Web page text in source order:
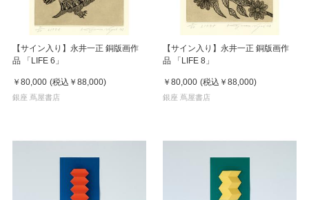
【サイン入り】永井一正 銅版画作
品 「LIFE 6」
￥80,000 (税込 ￥88,000)
銀座 蔦屋書店
【サイン入り】永井一正 銅版画作
品 「LIFE 8」
￥80,000 (税込 ￥88,000)
銀座 蔦屋書店